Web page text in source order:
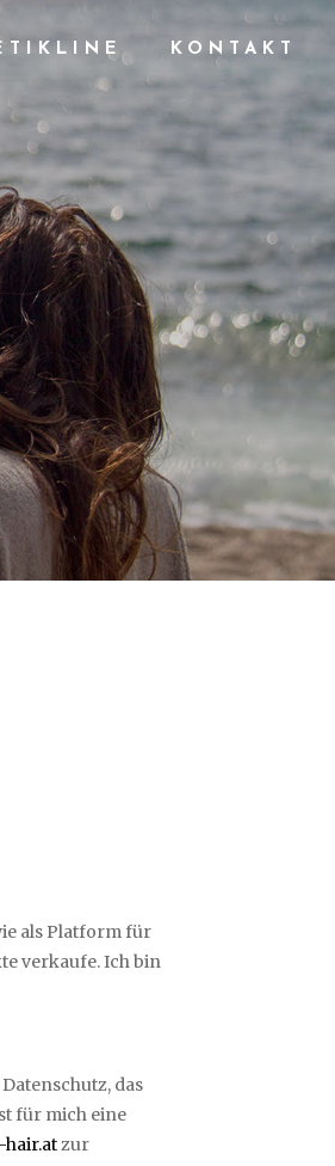
KONTAKT
als Platform für
verkaufe. Ich bin
das
für mich eine
zur